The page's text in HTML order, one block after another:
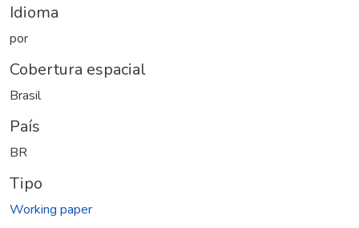
Idioma
por
Cobertura espacial
Brasil
País
BR
Tipo
Working paper